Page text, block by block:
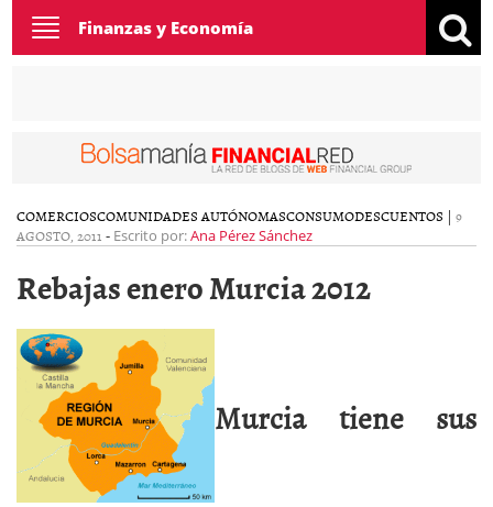
Toggle
navigation
Finanzas y Economía
COMERCIOSCOMUNIDADES AUTÓNOMASCONSUMODESCUENTOS | 9
AGOSTO, 2011 - Escrito por:Ana Pérez Sánchez
Rebajas enero Murcia 2012
Murcia tiene sus